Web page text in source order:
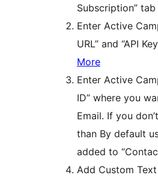
Subscription”
Enter Active
URL” and “API
More
Enter Active
ID” where you
Email. If you
than By default
added to
Add Custom